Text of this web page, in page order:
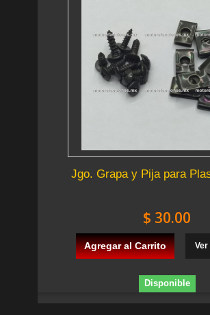
Jgo. Grapa y Pija para
$ 30.00
Agregar al Carrito Ver
Disponible